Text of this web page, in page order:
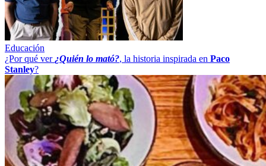
Educación
¿Por qué ver ¿Quién lo mató?, la historia inspirada en Paco
Stanley?